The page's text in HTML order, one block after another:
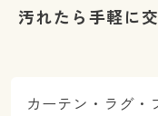
汚れたら手軽に
カーテン・ラグ・